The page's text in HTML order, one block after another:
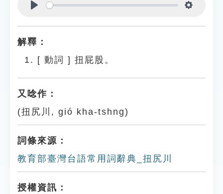
遊戲專區
貓頭鷹博士
解釋：
[ 動詞 ] 扭屁股。
又唸作：
(扭尻川, gió kha-tshng)
詞條來源：
教育部臺灣台語常用詞辭典_扭尻川
授權資訊：